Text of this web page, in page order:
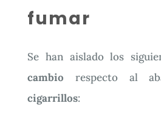
fumar
Se han aislado los
cambio respecto al
cigarrillos: